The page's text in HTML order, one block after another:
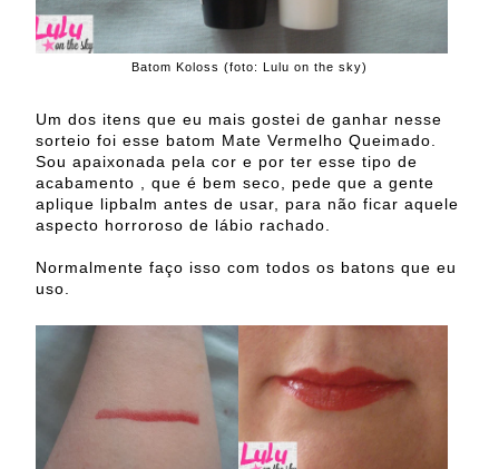
Batom Koloss (foto: Lulu on the sky)
Um dos itens que eu mais gostei de ganhar nesse
sorteio foi esse batom Mate Vermelho Queimado.
Sou apaixonada pela cor e por ter esse tipo de
acabamento , que é bem seco, pede que a gente
aplique lipbalm antes de usar, para não ficar aquele
aspecto horroroso de lábio rachado.
Normalmente faço isso com todos os batons que eu
uso.